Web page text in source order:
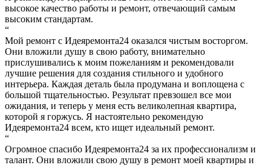
высокое качество работы и ремонт, отвечающий самым
высоким стандартам.
“
Мой ремонт с Идеяремонта24 оказался чистым восторгом.
Они вложили душу в свою работу, внимательно
прислушивались к моим пожеланиям и рекомендовали
лучшие решения для создания стильного и удобного
интерьера. Каждая деталь была продумана и воплощена с
большой тщательностью. Результат превзошел все мои
ожидания, и теперь у меня есть великолепная квартира,
которой я горжусь. Я настоятельно рекомендую
Идеяремонта24 всем, кто ищет идеальный ремонт.
“
Огромное спасибо Идеяремонта24 за их профессионализм и
талант. Они вложили свою душу в ремонт моей квартиры и